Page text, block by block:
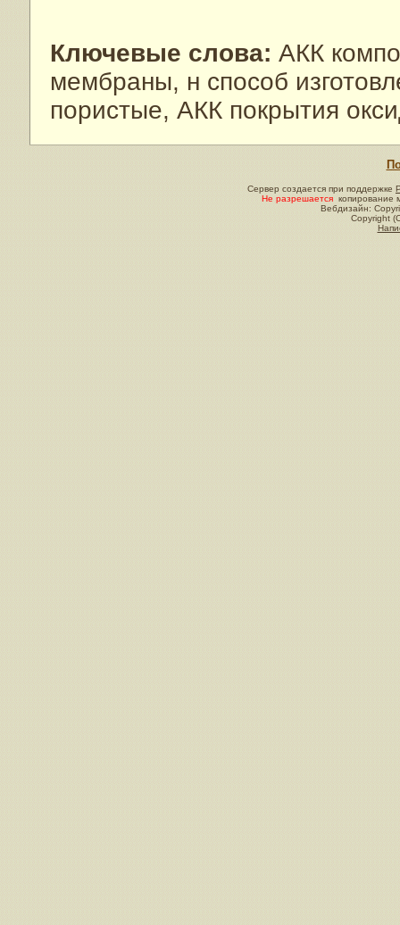
Ключевые слова: АКК
мембраны, н способ
пористые, АКК покрытия
Сервер создается при поддержке
Не разрешается копирование
Вебдизайн:
Copyright